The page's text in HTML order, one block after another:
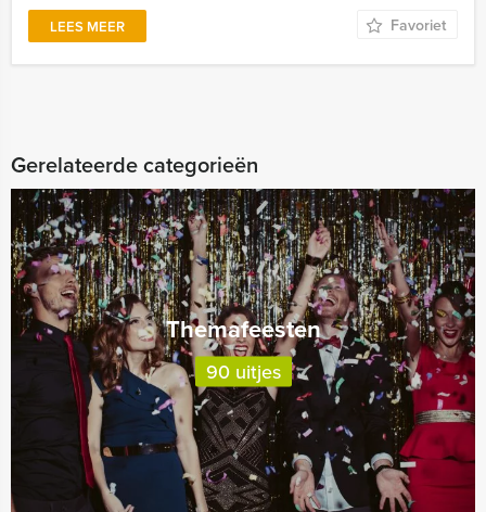
LEES MEER Favoriet
Gerelateerde categorieën
Themafeesten
90 uitjes